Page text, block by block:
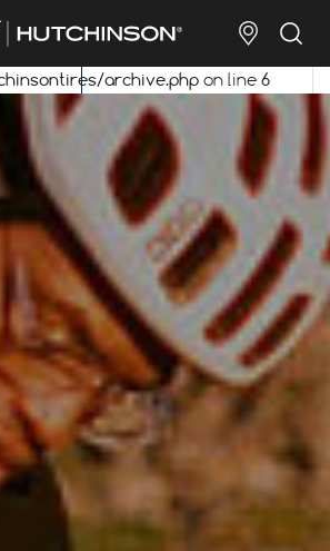
WP_Post_Type::$term_id in
archive.php on line 6